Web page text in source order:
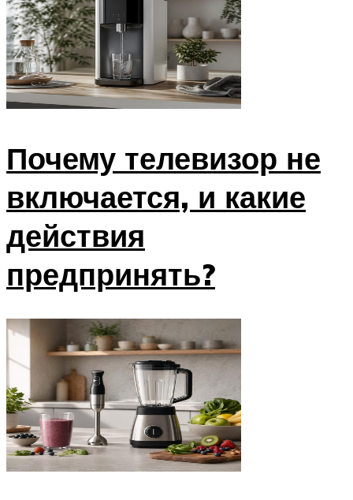
Почему телевизор не
включается, и какие
действия
предпринять?